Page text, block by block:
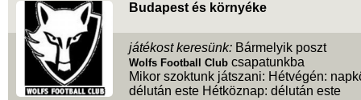
Budapest és környéke
játékost keresünk: Bármelyik poszt
Wolfs Football Club csapatunkba
Mikor szoktunk játszani: Hétvégén:
délután este Hétköznap: délután este